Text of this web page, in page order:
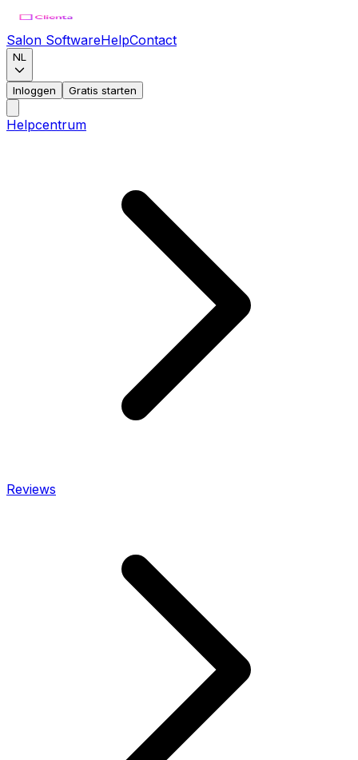
Salon SoftwareHelpContact
NL
Inloggen Gratis starten
Helpcentrum
Reviews